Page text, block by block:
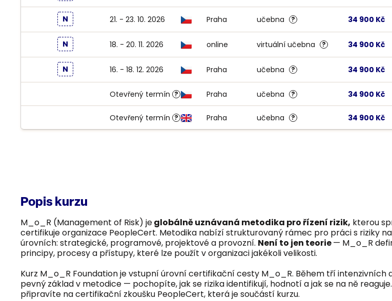
KÓD VYBRANÉHO KURZU:
N 21. - 23. 10. 2026 Praha učebna ?
KÓD VYBRANÉHO KURZU:
34 900 Kč
N 18. - 20. 11. 2026 online virtuální učebna ?
KÓD VYBRANÉHO KURZU:
34 900 Kč
N 16. - 18. 12. 2026 Praha učebna ? 34 900 Kč
Otevřený termín ? Praha učebna
?
34 900 Kč
Otevřený termín ? Praha učebna
?
34 900 Kč
Popis kurzu
M_o_R (Management of Risk) jeglobálně uznávaná metodika pro řízení rizik, kterou
certifikuje organizace PeopleCert. Metodika nabízí strukturovaný rámec pro práci s riziky
úrovních: strategické, programové, projektové a provozní. Není to jen teorie— M_o_R
principy, procesy a přístupy, které lze použít v organizaci jakékoli velikosti.
Kurz M_o_R Foundation je vstupní úrovní certifikační cesty M_o_R. Během tří intenzivních
pevný základ v metodice — pochopíte, jak se rizika identifikují, hodnotí a jak se na ně
připravíte na certifikační zkoušku PeopleCert, která je součástí kurzu.